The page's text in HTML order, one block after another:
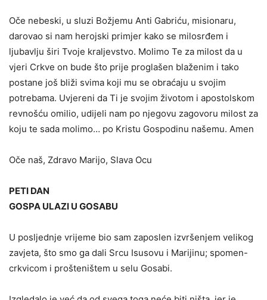
Oče nebeski, u sluzi Božjemu Anti Gabriću, misionaru,
darovao si nam herojski primjer kako se milosrđem i
ljubavlju širi Tvoje kraljevstvo. Molimo Te za milost da u
vjeri Crkve on bude što prije proglašen blaženim i tako
postane još bliži svima koji mu se obraćaju u svojim
potrebama. Uvjereni da Ti je svojim životom i apostolskom
revnošću omilio, udijeli nam po njegovu zagovoru milost za
koju te sada molimo… po Kristu Gospodinu našemu. Amen
Oče naš, Zdravo Marijo, Slava Ocu
PETI DAN
GOSPA ULAZI U GOSABU
U posljednje vrijeme bio sam zaposlen izvršenjem velikog
za­vjeta, što smo ga dali Srcu Isusovu i Marijinu; spomen-
crkvicom i prošteništem u selu Gosabi.